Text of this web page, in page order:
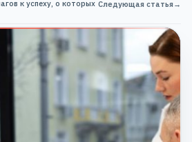
к успеху, о которых Следующая статья→